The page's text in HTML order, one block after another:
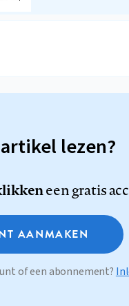
lezen?
een gratis
AANMAKEN
of een abonnement?